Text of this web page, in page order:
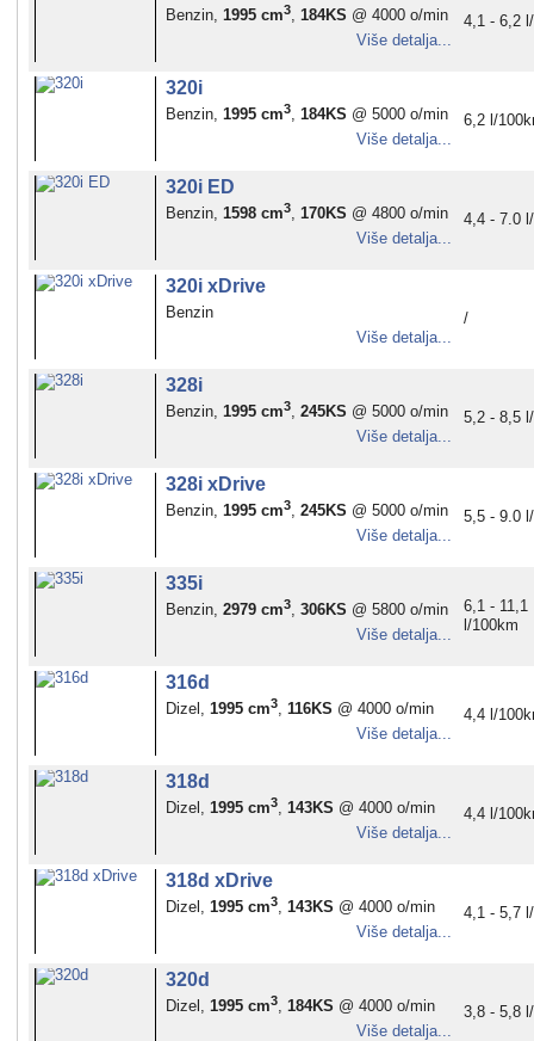
Benzin, 1995 cm3, 184KS @ 4000 o/min
Više detalja...
4,1 - 6,2
320i
Benzin, 1995 cm3, 184KS @ 5000 o/min
Više detalja...
6,2 l/
320i ED
Benzin, 1598 cm3, 170KS @ 4800 o/min
Više detalja...
4,4 - 7.0
320i xDrive
Benzin
Više detalja...
/
328i
Benzin, 1995 cm3, 245KS @ 5000 o/min
Više detalja...
5,2 - 8,5
328i xDrive
Benzin, 1995 cm3, 245KS @ 5000 o/min
Više detalja...
5,5 - 9.0
335i
Benzin, 2979 cm3, 306KS @ 5800 o/min
Više detalja...
6,1 - 11,1
l/100km
316d
Dizel, 1995 cm3, 116KS @ 4000 o/min
Više detalja...
4,4 l/
318d
Dizel, 1995 cm3, 143KS @ 4000 o/min
Više detalja...
4,4 l/
318d xDrive
Dizel, 1995 cm3, 143KS @ 4000 o/min
Više detalja...
4,1 - 5,7
320d
Dizel, 1995 cm3, 184KS @ 4000 o/min
Više detalja...
3,8 - 5,8